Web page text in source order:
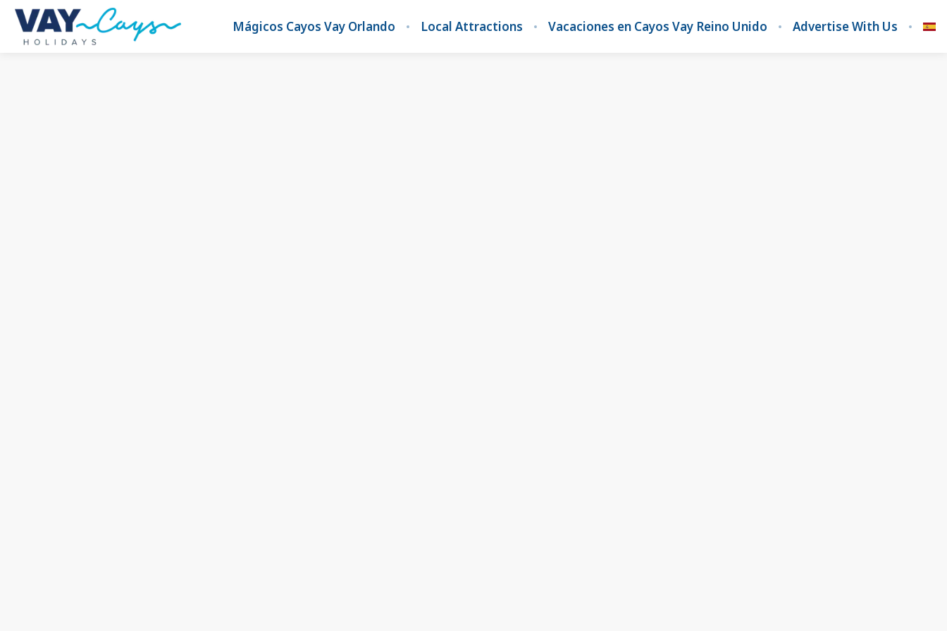
Mágicos Cayos Vay Orlando Local Attractions Vacaciones en Cayos Vay Reino Unido Advertise With Us